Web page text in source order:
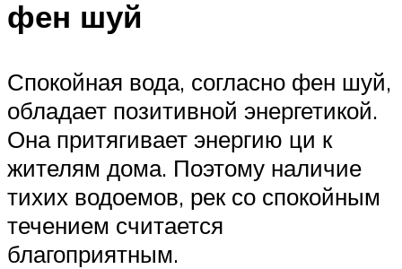
фен шуй
Спокойная вода, согласно фен шуй,
обладает позитивной энергетикой.
Она притягивает энергию ци к
жителям дома. Поэтому наличие
тихих водоемов, рек со спокойным
течением считается
благоприятным.